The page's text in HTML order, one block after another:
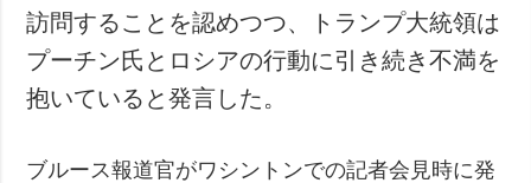
写真
動画
訪問することを認めつつ、トランプ大統領は
プーチン氏とロシアの行動に引き続き不満を
抱いていると発言した。
ブルース報道官がワシントンでの記者会見時に発